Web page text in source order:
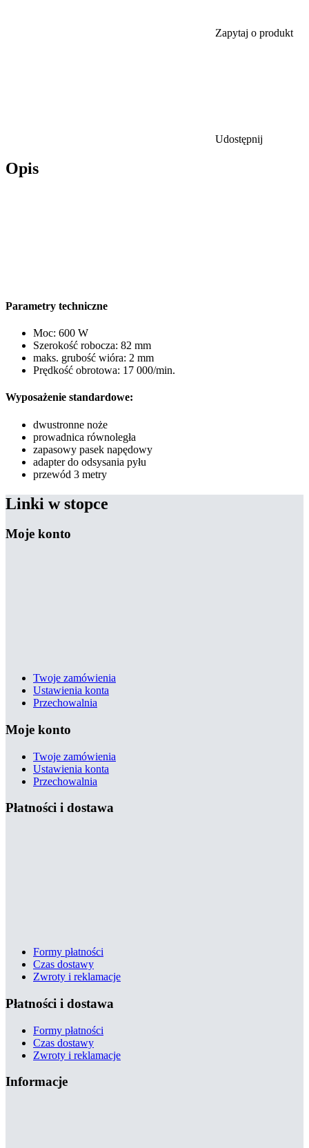
Zapytaj o produkt
Udostępnij
Opis
Parametry techniczne
Moc: 600 W
Szerokość robocza: 82 mm
maks. grubość wióra: 2 mm
Prędkość obrotowa: 17 000/min.
Wyposażenie standardowe:
dwustronne noże
prowadnica równoległa
zapasowy pasek napędowy
adapter do odsysania pyłu
przewód 3 metry
Linki w stopce
Moje konto
Twoje zamówienia
Ustawienia konta
Przechowalnia
Moje konto
Twoje zamówienia
Ustawienia konta
Przechowalnia
Płatności i dostawa
Formy płatności
Czas dostawy
Zwroty i reklamacje
Płatności i dostawa
Formy płatności
Czas dostawy
Zwroty i reklamacje
Informacje